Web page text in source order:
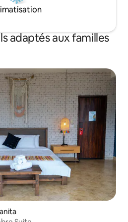
adaptés aux familles